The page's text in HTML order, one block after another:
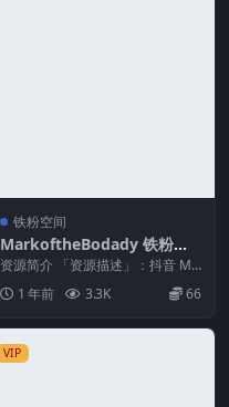
铁粉空间
MarkoftheBodady 铁粉空
间 NO.014期 最新至：2025.
2.4
资源简介 「资源描述」：抖音 Ma
rkoftheBodady 铁粉空间 NO.0...
1 年前 3.3K 66
VIP